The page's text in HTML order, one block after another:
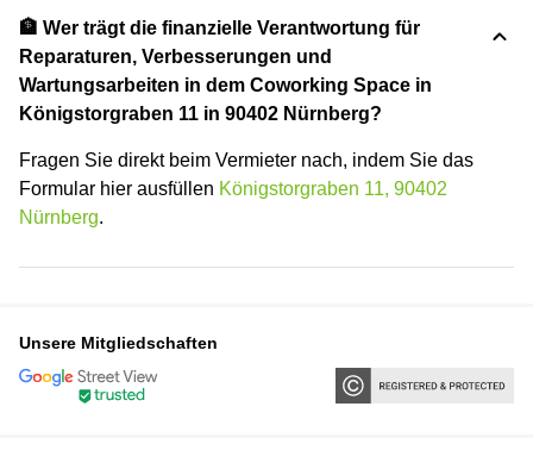
🏦 Wer trägt die finanzielle Verantwortung für
Reparaturen, Verbesserungen und
Wartungsarbeiten in dem Coworking Space in
Königstorgraben 11 in 90402 Nürnberg?
Fragen Sie direkt beim Vermieter nach, indem Sie das
Formular hier ausfüllen Königstorgraben 11, 90402
Nürnberg.
Unsere Mitgliedschaften